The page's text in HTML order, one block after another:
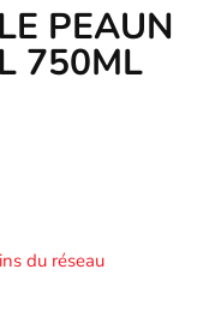
PEAUN
750ML
du réseau